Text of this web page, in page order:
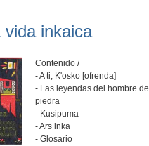
vida inkaica
Contenido /
- A ti, K'osko [ofrenda]
- Las leyendas del hombre de
piedra
- Kusipuma
- Ars inka
- Glosario